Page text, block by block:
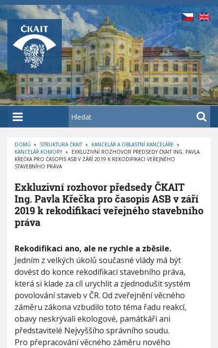
P
ř
e
j
í
t
k
h
l
d
a
D
R
O
Č
K
O
V
Á
N
V
I
C
E
DOMŮ » STRUKTURA ČKAIT » KANCELÁŘ A OBLASTNÍ KANCELÁŘE »
KANCELÁŘ KOMORY »
EXKLUZIVNÍ ROZHOVOR PŘEDSEDY ČKAIT ING. PAVLA
KŘEČKA PRO ČASOPIS ASB V ZÁŘÍ 2019 K REKODIFIKACI VEŘEJNÉHO
STAVEBNÍHO PRÁVA
Exkluzivní rozhovor předsedy ČKAIT
Ing. Pavla Křečka pro časopis ASB v září
2019 k rekodifikaci veřejného stavebního
práva
E
x
k
l
u
z
i
v
n
í
r
Rekodifikaci ano, ale ne rychle a zběsile.
Jedním z velkých úkolů současné vlády má být
dovést do konce rekodifikaci stavebního práva,
která si klade za cíl urychlit a zjednodušit systém
povolování staveb v ČR. Od zveřejnění věcného
záměru zákona vzbudilo toto téma řadu reakcí,
obavy neskrývali ekologové, památkáři ani
představitelé Nejvyššího správního soudu.
Pro přepracování věcného záměru nového